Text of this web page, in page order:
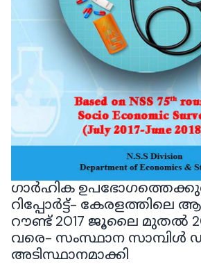
ഗാർഹിക
റിപ്പോർട്ട്- കേരളത്തിലെ
റൗണ്ട് 2017 ജൂലൈ മുതൽ
വരെ- സംസ്ഥാന സാമ്പിൾ
അടിസ്ഥാനമാക്കി